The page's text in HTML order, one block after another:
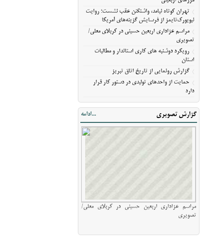
تهران کوتاه نیامد، واشنگتن عقب نشست؛ روایت
نیویورک‌تایمز از فرسایش گزینه‌های آمریکا
مراسم عزاداری اربعین حسینی در کربلای معلی/
تصویری
رویکرد دوشنبه های کاری استاندار و مطالبات
استان
گزارش رونمایی از تاریخ اتاق تبریز
حمایت از واحدهای تولیدی در دستور کار قرار
دارد
گزارش تصویری ...ادامه
مراسم عزاداری اربعین حسینی در کربلای معلی/
تصویری